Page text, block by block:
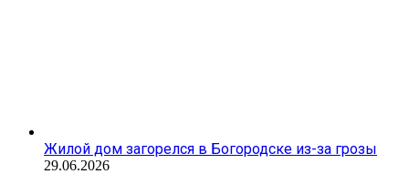
Жилой дом загорелся в Богородске из-за грозы
29.06.2026